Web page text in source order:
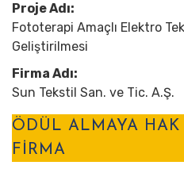
Proje Adı:
Fototerapi Amaçlı Elektro
Geliştirilmesi
Firma Adı:
Sun Tekstil San. ve Tic. A.Ş.
ÖDÜL ALMAYA
FİRMA